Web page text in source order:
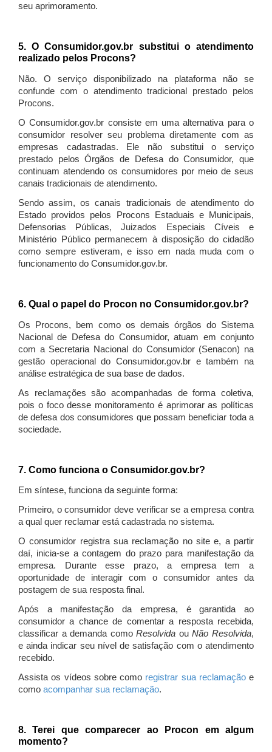
seu aprimoramento.
5. O Consumidor.gov.br substitui o atendimento
realizado pelos Procons?
Não. O serviço disponibilizado na plataforma não se
confunde com o atendimento tradicional prestado pelos
Procons.
O Consumidor.gov.br consiste em uma alternativa para o
consumidor resolver seu problema diretamente com as
empresas cadastradas. Ele não substitui o serviço
prestado pelos Órgãos de Defesa do Consumidor, que
continuam atendendo os consumidores por meio de seus
canais tradicionais de atendimento.
Sendo assim, os canais tradicionais de atendimento do
Estado providos pelos Procons Estaduais e Municipais,
Defensorias Públicas, Juizados Especiais Cíveis e
Ministério Público permanecem à disposição do cidadão
como sempre estiveram, e isso em nada muda com o
funcionamento do Consumidor.gov.br.
6. Qual o papel do Procon no Consumidor.gov.br?
Os Procons, bem como os demais órgãos do Sistema
Nacional de Defesa do Consumidor, atuam em conjunto
com a Secretaria Nacional do Consumidor (Senacon) na
gestão operacional do Consumidor.gov.br e também na
análise estratégica de sua base de dados.
As reclamações são acompanhadas de forma coletiva,
pois o foco desse monitoramento é aprimorar as políticas
de defesa dos consumidores que possam beneficiar toda a
sociedade.
7. Como funciona o Consumidor.gov.br?
Em síntese, funciona da seguinte forma:
Primeiro, o consumidor deve verificar se a empresa contra
a qual quer reclamar está cadastrada no sistema.
O consumidor registra sua reclamação no site e, a partir
daí, inicia-se a contagem do prazo para manifestação da
empresa. Durante esse prazo, a empresa tem a
oportunidade de interagir com o consumidor antes da
postagem de sua resposta final.
Após a manifestação da empresa, é garantida ao
consumidor a chance de comentar a resposta recebida,
classificar a demanda comoResolvida ouNão Resolvida,
e ainda indicar seu nível de satisfação com o atendimento
recebido.
Assista os vídeos sobre como registrar sua reclamaçãoe
como acompanhar sua reclamação.
8. Terei que comparecer ao Procon em algum
momento?